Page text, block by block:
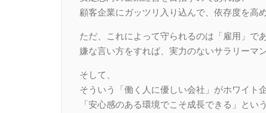
顧客企業にガッツリ入り込んで、依存度を高
ただ、これによって守られるのは「雇用」であ
嫌な言い方をすれば、実力のないサラリーマ
そして、
そういう「働く人に優しい会社」がホワイト
「安心感のある環境でこそ成長できる」とい